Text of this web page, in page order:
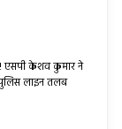
एसपी केशव कुमार ने
लाइन तलब